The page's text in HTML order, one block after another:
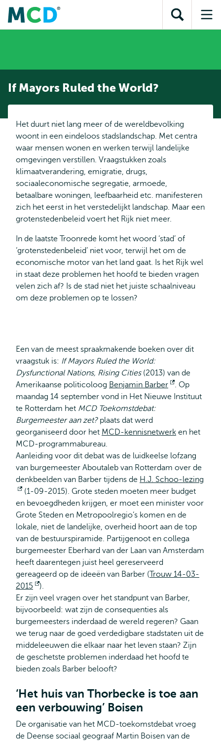
inhoud
Direct naar
subnavigatieToon
zoekveld
If Mayors Ruled the World?
Het duurt niet lang meer of de wereldbevolking
woont in een eindeloos stadslandschap. Met centra
waar mensen wonen en werken terwijl landelijke
omgevingen verstillen. Vraagstukken zoals
klimaatverandering, emigratie, drugs,
sociaaleconomische segregatie, armoede,
betaalbare woningen, leefbaarheid etc. manifesteren
zich het eerst in het verstedelijkt landschap. Maar een
grotenstedenbeleid voert het Rijk niet meer.
In de laatste Troonrede komt het woord ‘stad’ of
‘grotenstedenbeleid’ niet voor, terwijl het om de
economische motor van het land gaat. Is het Rijk wel
in staat deze problemen het hoofd te bieden vragen
velen zich af? Is de stad niet het juiste schaalniveau
om deze problemen op te lossen?
Een van de meest spraakmakende boeken over dit
vraagstuk is: If Mayors Ruled the World:
Dysfunctional Nations, Rising Cities(2013) van de
Amerikaanse politicoloog Benjamin Barber
Opent
extern
. Op
maandag 14 september vond in Het Nieuwe Instituut
te Rotterdam het MCD Toekomstdebat:
Burgemeester aan zet?plaats dat werd
georganiseerd door het MCD-kennisnetwerk en het
MCD-programmabureau.
Aanleiding voor dit debat was de luidkeelse lofzang
van burgemeester Aboutaleb van Rotterdam over de
denkbeelden van Barber tijdens de H.J. Schoo-lezing
Opent
extern
(1-09-2015). Grote steden moeten meer budget
en bevoegdheden krijgen, er moet een minister voor
Grote Steden en Metropoolregio’s komen en de
lokale, niet de landelijke, overheid hoort aan de top
van de bestuurspiramide. Partijgenoot en collega
burgemeester Eberhard van der Laan van Amsterdam
heeft daarentegen juist heel gereserveerd
gereageerd op de ideeën van Barber (Trouw 14-03-
2015
Opent
extern
).
Er zijn veel vragen over het standpunt van Barber,
bijvoorbeeld: wat zijn de consequenties als
burgemeesters inderdaad de wereld regeren? Gaan
we terug naar de goed verdedigbare stadstaten uit de
middeleeuwen die elkaar naar het leven staan? Zijn
de geschetste problemen inderdaad het hoofd te
bieden zoals Barber belooft?
‘Het huis van Thorbecke is toe aan
een verbouwing’ Boisen
De organisatie van het MCD-toekomstdebat vroeg
de Deense sociaal geograaf Martin Boisen van de